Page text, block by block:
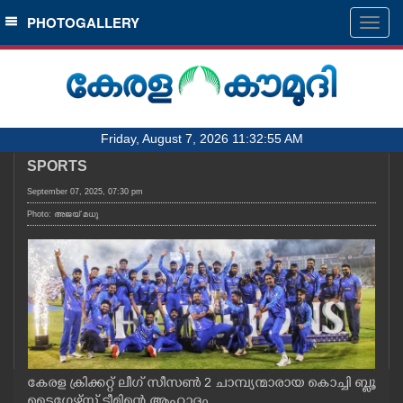
SECTIONS
HOME
NOTIFIED NEWS
KERALA
LOCAL
OBITUARY
NEWS 360
PHOTOGALLERY
Friday, August 7, 2026 11:32:55 AM
SPORTS
September 07, 2025, 07:30 pm
Photo: അജയ് മധു
കേരള ക്രിക്കറ്റ് ലീഗ് സീസൺ 2 ചാമ്പ്യന്മാരായ കൊച്ചി ബ്ലൂ